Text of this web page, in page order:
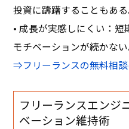
投資に躊躇することもある
• 成長が実感しにくい：短
モチベーションが続かない
⇒フリーランスの無料相
フリーランスエンジ
ベーション維持術